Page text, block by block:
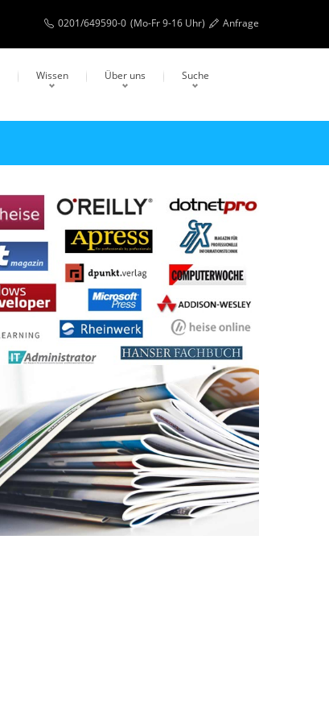
0201/649590-0 (Mo-Fr 9-16 Uhr) Anfrage
Wissen Über uns Suche